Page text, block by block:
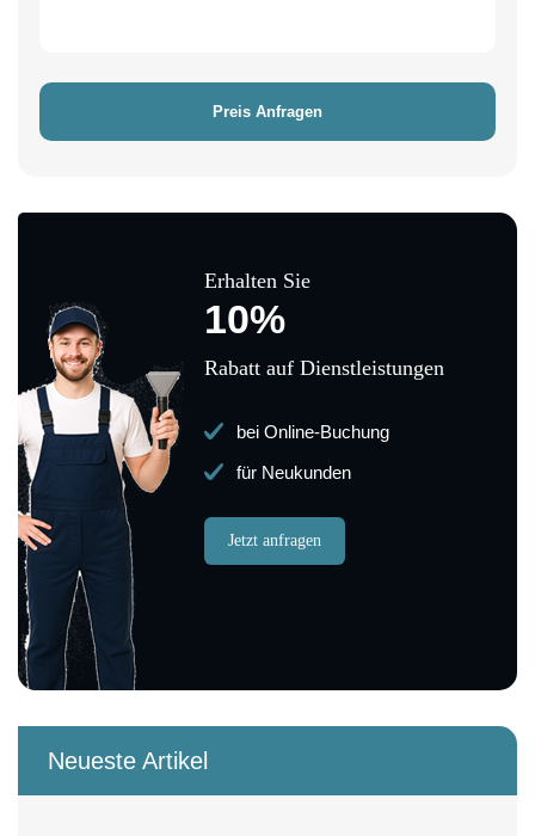
Erhalten Sie
10%
Rabatt auf Dienstleistungen
bei Online-Buchung
für Neukunden
Jetzt anfragen
Neueste Artikel